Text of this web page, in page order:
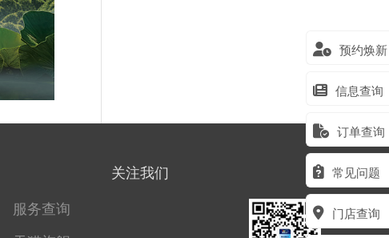
预约焕新
信息查询
订单查询
常见问题
门店查询
服务查询
关注我们